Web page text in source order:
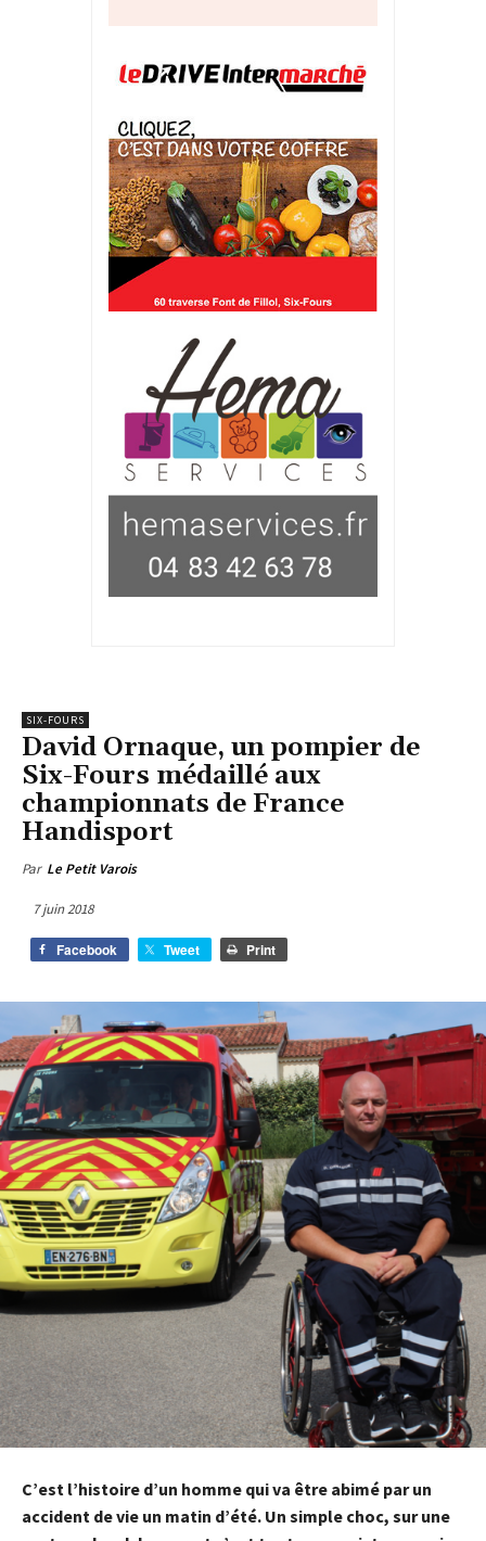
SIX-FOURS
David Ornaque, un pompier de
Six-Fours médaillé aux
championnats de France
Handisport
Par Le Petit Varois
7 juin 2018
Facebook Tweet Print
C’est l’histoire d’un homme qui va être abimé par un
accident de vie un matin d’été. Un simple choc, sur une